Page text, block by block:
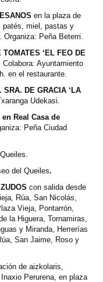
en la plaza de
patés, miel, pastas y
Organiza: Peña Beterri.
‘EL FEO DE
Ayuntamiento
en el restaurante.
DE GRACIA ‘LA
Udekasi.
en Real Casa de
Peña Ciudad
del Queiles.
con salida desde
Rúa, San Nicolás,
Vieja, Pontarrón,
la Higuera, Tornamiras,
y Miranda, Herrerías
San Jaime, Roso y
de aizkolaris,
Perurena, en plaza